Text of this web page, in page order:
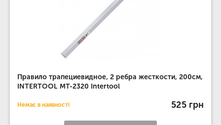
Правило трапециевидное, 2 ребра жесткости, 200см,
INTERTOOL MT-2320 Intertool
Немає в наявності 525 грн